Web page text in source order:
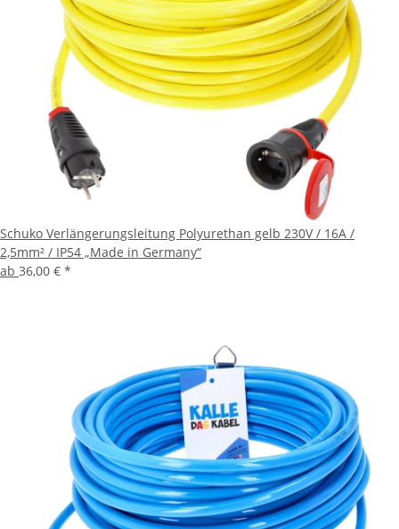
Schuko Verlängerungsleitung Polyurethan gelb 230V / 16A /
2,5mm² / IP54 „Made in Germany“
ab 36,00 € *